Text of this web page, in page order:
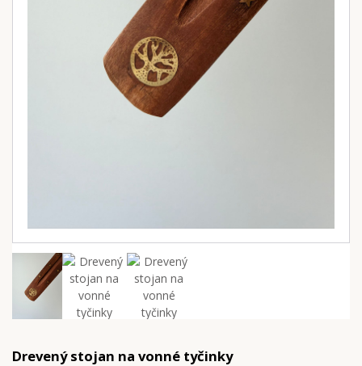
Drevený stojan na vonné tyčinky